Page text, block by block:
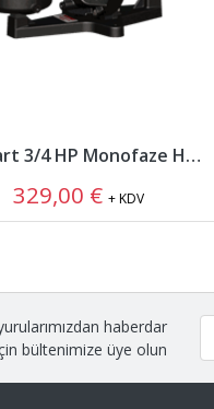
Nozbart 3/4 HP Monofaze Havuz Pompası
329,00 €+ KDV
haberdar
bültenimize üye olun